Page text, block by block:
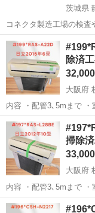
茨城県
コネクタ製造工場の検
日128日★クリーンルー
★就業先食堂利用可！日払
工場のお仕事 ◇コネクタ
茨城 常陸大宮市
除済
大阪府
内容 ・配管3､5mまで ・
工事（穴…
大阪 枚方市
掃除
大阪府
内容 ・配管3､5mまで ・
工事（穴…
大阪 枚方市